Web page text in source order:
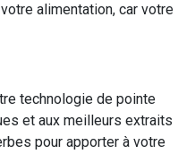
alimentation, car votre
technologie de pointe
et aux meilleurs extraits
pour apporter à votre